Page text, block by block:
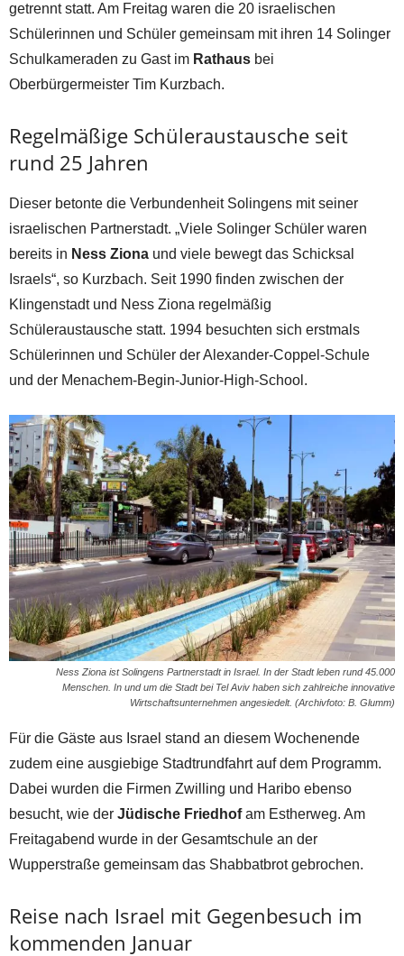
getrennt statt. Am Freitag waren die 20 israelischen
Schülerinnen und Schüler gemeinsam mit ihren 14 Solinger
Schulkameraden zu Gast im Rathaus bei
Oberbürgermeister Tim Kurzbach.
Regelmäßige Schüleraustausche seit
rund 25 Jahren
Dieser betonte die Verbundenheit Solingens mit seiner
israelischen Partnerstadt. „Viele Solinger Schüler waren
bereits in Ness Ziona und viele bewegt das Schicksal
Israels“, so Kurzbach. Seit 1990 finden zwischen der
Klingenstadt und Ness Ziona regelmäßig
Schüleraustausche statt. 1994 besuchten sich erstmals
Schülerinnen und Schüler der Alexander-Coppel-Schule
und der Menachem-Begin-Junior-High-School.
Ness Ziona ist Solingens Partnerstadt in Israel. In der Stadt leben rund 45.000
Menschen. In und um die Stadt bei Tel Aviv haben sich zahlreiche innovative
Wirtschaftsunternehmen angesiedelt. (Archivfoto: B. Glumm)
Für die Gäste aus Israel stand an diesem Wochenende
zudem eine ausgiebige Stadtrundfahrt auf dem Programm.
Dabei wurden die Firmen Zwilling und Haribo ebenso
besucht, wie der Jüdische Friedhofam Estherweg. Am
Freitagabend wurde in der Gesamtschule an der
Wupperstraße gemeinsam das Shabbatbrot gebrochen.
Reise nach Israel mit Gegenbesuch im
kommenden Januar